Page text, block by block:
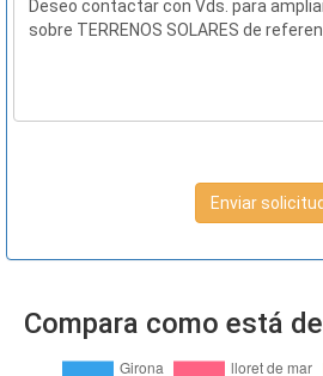
Enviar solicitud
Compara como está